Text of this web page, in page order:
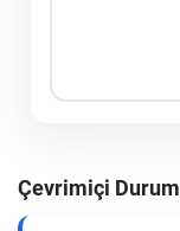
Çevrimiçi Durum